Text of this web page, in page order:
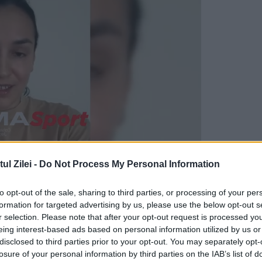
Zilei - Do Not Process My Personal Information
opt-out of the sale, sharing to third parties, or processing of your
for targeted advertising by us, please use the below opt-out
selection. Please note that after your opt-out request is processed
interest-based ads based on personal information utilized by us
to third parties prior to your opt-out. You may separately
of your personal information by third parties on the IAB’s list of
niciodata cu adevarat membru de partid,
si-a scos banii, a plecat. Sa fie sanatos!
televiziunile, nu arata decat masura
pentru PSD. Doar un capitol nefericit, inchis